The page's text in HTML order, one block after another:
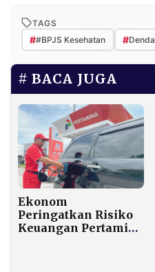
TAGS
##BPJS Kesehatan #Denda
BACA JUGA
Ekonom
Peringatkan Risiko
Keuangan Pertamina